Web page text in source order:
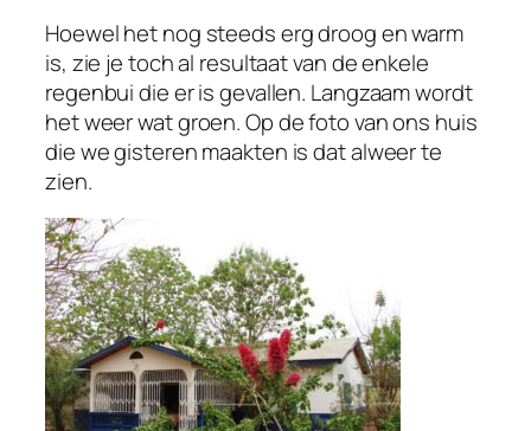
Hoewel het nog steeds erg droog en warm
is, zie je toch al resultaat van de enkele
regenbui die er is gevallen. Langzaam wordt
het weer wat groen. Op de foto van ons huis
die we gisteren maakten is dat alweer te
zien.